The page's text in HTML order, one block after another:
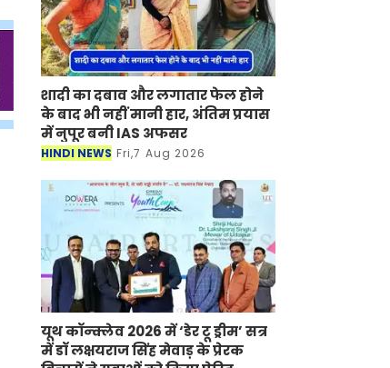
शादी का दबाव और लगातार फेल होने
के बाद भी नहीं मानी हार, अंतिम प्रयास
में नुपूर बनी IAS अफसर
HINDI NEWS Fri,7 Aug 2026
यूथ कॉन्क्लेव 2026 में ‘डेर टू ड्रीम’ सत्र
में डॉ लक्षयराज सिंह मेवाड़ के प्रेरक